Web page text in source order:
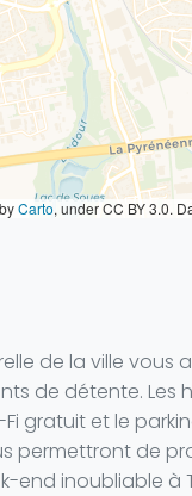
Carto, under CC BY 3.0.
de la ville vous
de détente. Les
gratuit et le
permettront de
end inoubliable à